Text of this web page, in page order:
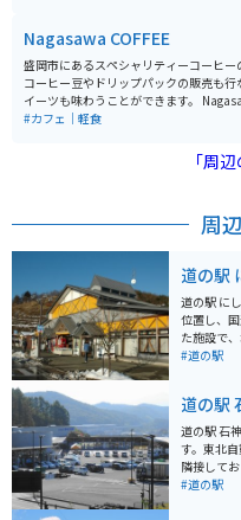
ら、一日中ゆったりと過ごせるスポット
ら、まったりゆっくりとツーリングする
きのスポットです。小岩井農場へのアク
お子様とのタンデムツーリングと共に動
体験などもおすすめです。また、長山街
場へ向かう道中や、小岩井農場周辺は、
ている駐車場ですので、混雑時は十分に
い。）交通量は多くありませんが、道
気を付けください。
Nagasawa COFFEE
盛岡市にあるスペシャリティーコーヒー
コーヒー豆やドリップパックの販売も行
イーツも味わうことができます。 Nagasawa COFFEEの
魅力は、なんと言ってもオーナー長澤さ
も有名な方です。また、コーヒー豆やス
によって入れ替わっていくのも、いつ行
#カフェ｜軽食
「周
周
道の駅
道の駅 に
位置し、国
た施設で
売されて
施設やキ
です。 道の駅 にしねは、地元の特産品である南部鉄器の
展示や販
建造物や
す。
#道の駅
道の駅
道の駅 石
す。東北
隣接しており、
の新鮮な
#道の駅